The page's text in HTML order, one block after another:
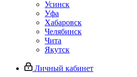
Усинск
Уфа
Хабаровск
Челябинск
Чита
Якутск
Личный кабинет